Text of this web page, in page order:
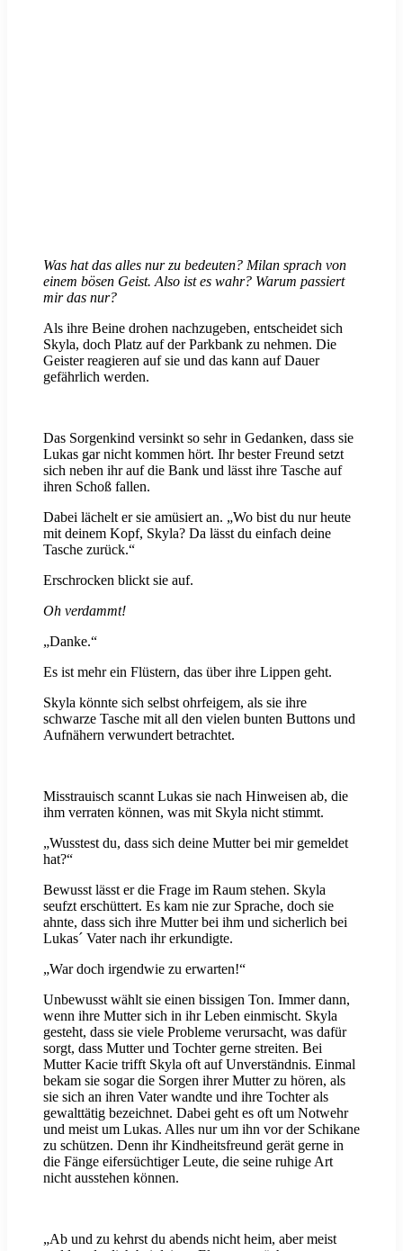
Was hat das alles nur zu bedeuten? Milan sprach von
einem bösen Geist. Also ist es wahr? Warum passiert
mir das nur?
Als ihre Beine drohen nachzugeben, entscheidet sich
Skyla, doch Platz auf der Parkbank zu nehmen. Die
Geister reagieren auf sie und das kann auf Dauer
gefährlich werden.
Das Sorgenkind versinkt so sehr in Gedanken, dass sie
Lukas gar nicht kommen hört. Ihr bester Freund setzt
sich neben ihr auf die Bank und lässt ihre Tasche auf
ihren Schoß fallen.
Dabei lächelt er sie amüsiert an. „Wo bist du nur heute
mit deinem Kopf, Skyla? Da lässt du einfach deine
Tasche zurück.“
Erschrocken blickt sie auf.
Oh verdammt!
„Danke.“
Es ist mehr ein Flüstern, das über ihre Lippen geht.
Skyla könnte sich selbst ohrfeigem, als sie ihre
schwarze Tasche mit all den vielen bunten Buttons und
Aufnähern verwundert betrachtet.
Misstrauisch scannt Lukas sie nach Hinweisen ab, die
ihm verraten können, was mit Skyla nicht stimmt.
„Wusstest du, dass sich deine Mutter bei mir gemeldet
hat?“
Bewusst lässt er die Frage im Raum stehen. Skyla
seufzt erschüttert. Es kam nie zur Sprache, doch sie
ahnte, dass sich ihre Mutter bei ihm und sicherlich bei
Lukas´ Vater nach ihr erkundigte.
„War doch irgendwie zu erwarten!“
Unbewusst wählt sie einen bissigen Ton. Immer dann,
wenn ihre Mutter sich in ihr Leben einmischt. Skyla
gesteht, dass sie viele Probleme verursacht, was dafür
sorgt, dass Mutter und Tochter gerne streiten. Bei
Mutter Kacie trifft Skyla oft auf Unverständnis. Einmal
bekam sie sogar die Sorgen ihrer Mutter zu hören, als
sie sich an ihren Vater wandte und ihre Tochter als
gewalttätig bezeichnet. Dabei geht es oft um Notwehr
und meist um Lukas. Alles nur um ihn vor der Schikane
zu schützen. Denn ihr Kindheitsfreund gerät gerne in
die Fänge eifersüchtiger Leute, die seine ruhige Art
nicht ausstehen können.
„Ab und zu kehrst du abends nicht heim, aber meist